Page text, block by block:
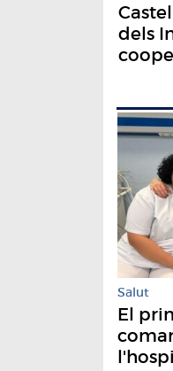
dels
Salut
El